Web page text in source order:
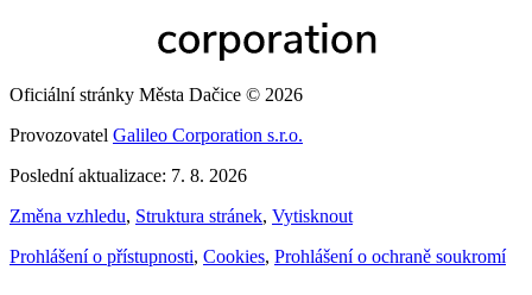
Oficiální stránky Města Dačice © 2026
Provozovatel Galileo Corporation s.r.o.
Poslední aktualizace: 7. 8. 2026
Změna vzhledu, Struktura stránek, Vytisknout
Prohlášení o přístupnosti, Cookies, Prohlášení o ochraně soukromí